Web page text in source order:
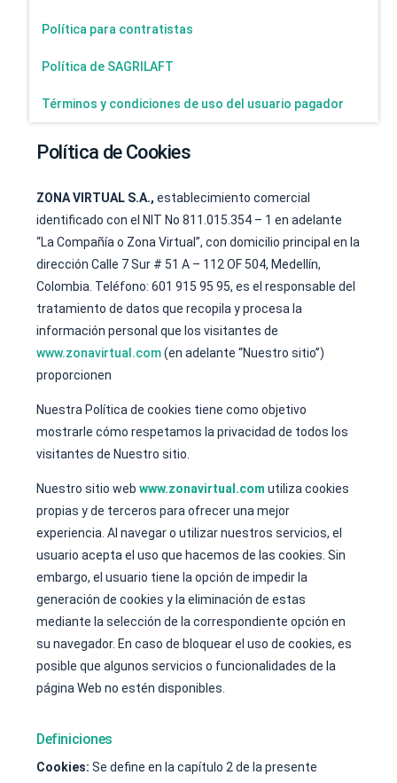
Política para contratistas
Política de SAGRILAFT
Términos y condiciones de uso del usuario pagador
Política de Cookies
ZONA VIRTUAL S.A., establecimiento comercial
identificado con el NIT No 811.015.354 – 1 en adelante
“La Compañía o Zona Virtual”, con domicilio principal en la
dirección Calle 7 Sur # 51 A – 112 OF 504, Medellín,
Colombia. Teléfono: 601 915 95 95, es el responsable del
tratamiento de datos que recopila y procesa la
información personal que los visitantes de
www.zonavirtual.com(en adelante “Nuestro sitio”)
proporcionen
Nuestra Política de cookies tiene como objetivo
mostrarle cómo respetamos la privacidad de todos los
visitantes de Nuestro sitio.
Nuestro sitio webwww.zonavirtual.com utiliza cookies
propias y de terceros para ofrecer una mejor
experiencia. Al navegar o utilizar nuestros servicios, el
usuario acepta el uso que hacemos de las cookies. Sin
embargo, el usuario tiene la opción de impedir la
generación de cookies y la eliminación de estas
mediante la selección de la correspondiente opción en
su navegador. En caso de bloquear el uso de cookies, es
posible que algunos servicios o funcionalidades de la
página Web no estén disponibles.
Definiciones
Cookies:Se define en la capítulo 2 de la presente